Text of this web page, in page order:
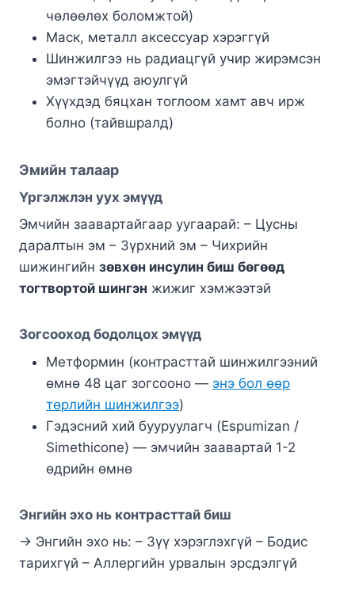
чөлөөлөх боломжтой)
Маск, металл аксессуар хэрэггүй
Шинжилгээ нь радиацгүй учир жирэмсэн
эмэгтэйчүүд аюулгүй
Хүүхдэд бяцхан тоглоом хамт авч ирж
болно (тайвшралд)
Эмийн талаар
Үргэлжлэн уух эмүүд
Эмчийн заавартайгаар уугаарай: – Цусны
даралтын эм – Зүрхний эм – Чихрийн
шижингийн зөвхөн инсулин биш бөгөөд
тогтвортой шингэн жижиг хэмжээтэй
Зогсооход бодолцох эмүүд
Метформин (контрасттай шинжилгээний
өмнө 48 цаг зогсооно — энэ бол өөр
төрлийн шинжилгээ)
Гэдэсний хий бууруулагч (Espumizan /
Simethicone) — эмчийн заавартай 1-2
өдрийн өмнө
Энгийн эхо нь контрасттай биш
→ Энгийн эхо нь: – Зүү хэрэглэхгүй – Бодис
тарихгүй – Аллергийн урвалын эрсдэлгүй